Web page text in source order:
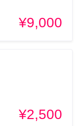
¥9,000
¥2,500